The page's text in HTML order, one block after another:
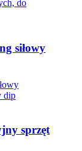
siłowy
sprzęt